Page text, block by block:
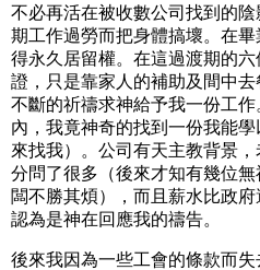
不必再活在被收數公司找到的
期工作過勞而把身體搞壞。在
得永久居留權。在這過渡期的
證，只是靠家人的補助及間中
不斷的祈禱求神給予我一份工
內，我竟神奇的找到一份我能
來找我）。公司有天主教背景
分問了很多（後來才知有幾位
闆不勝其煩），而且薪水比政
認為是神在回應我的禱告。
後來我因為一些工會的條款而